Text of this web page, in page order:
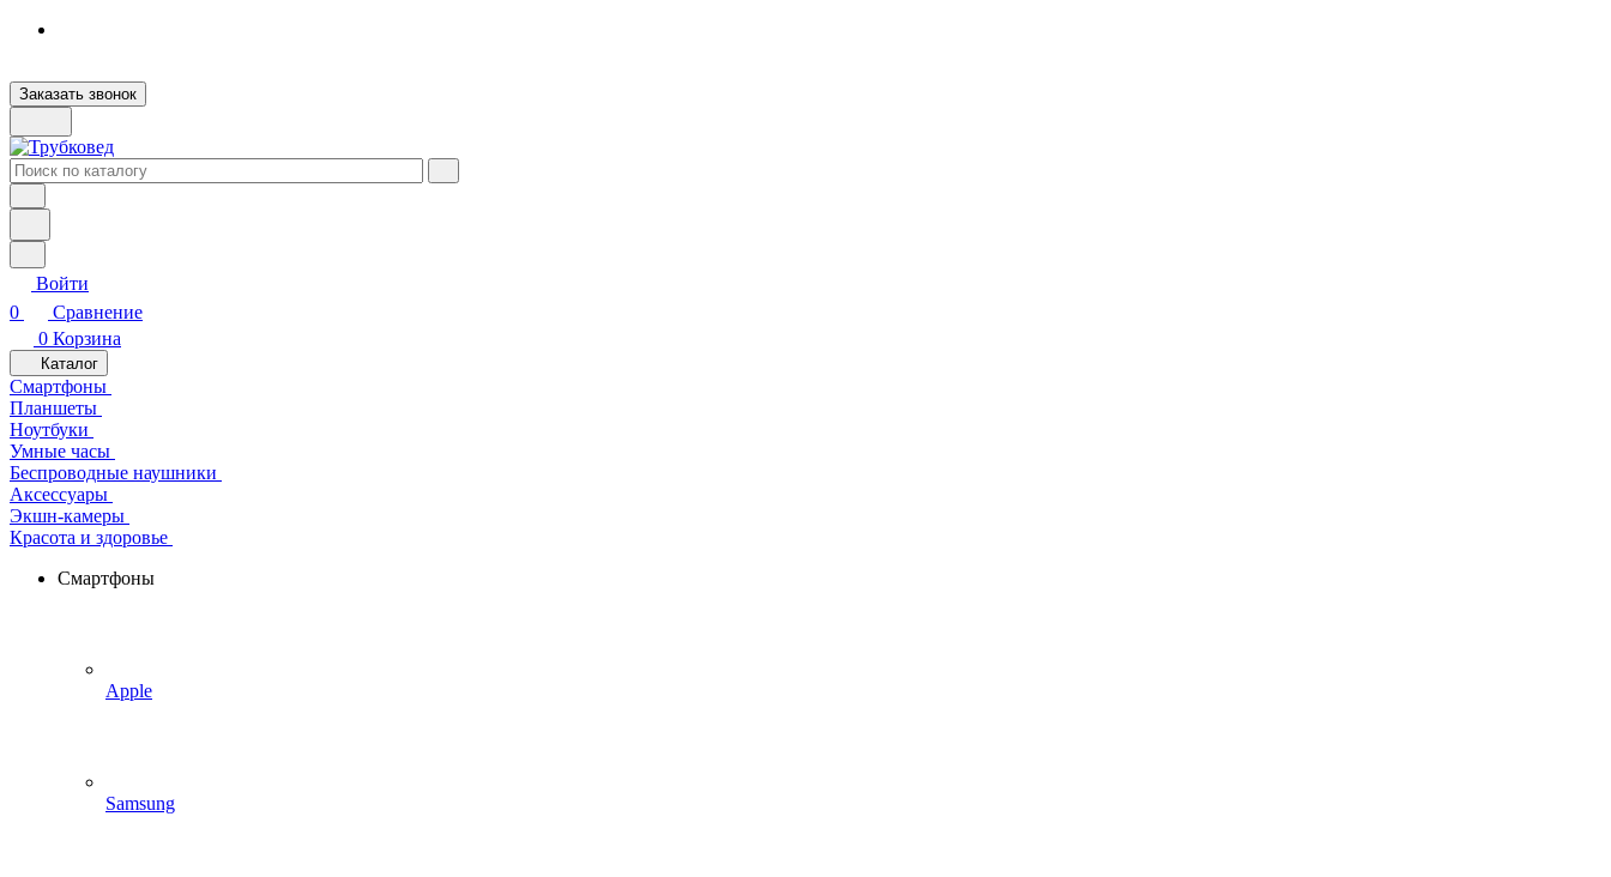
Заказать звонок
Войти
0
Сравнение
0 Корзина
Каталог
Смартфоны
Планшеты
Ноутбуки
Умные часы
Беспроводные наушники
Аксессуары
Экшн-камеры
Красота и здоровье
Смартфоны
Apple
Samsung